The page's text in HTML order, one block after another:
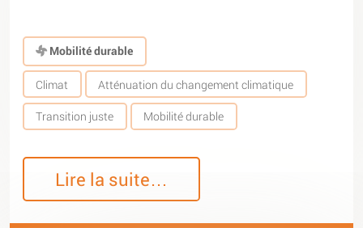
Mobilité durable
Climat Atténuation du changement climatique
Transition juste Mobilité durable
Lire la suite…